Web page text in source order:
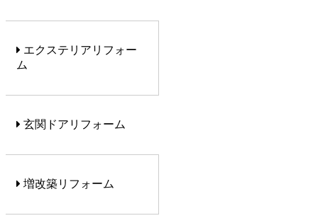
エクステリアリフォー
ム
玄関ドアリフォーム
増改築リフォーム